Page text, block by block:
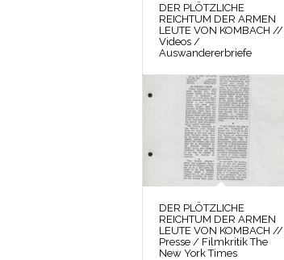
DER PLÖTZLICHE
REICHTUM DER ARMEN
LEUTE VON KOMBACH //
Videos /
Auswandererbriefe
DER PLÖTZLICHE
REICHTUM DER ARMEN
LEUTE VON KOMBACH //
Presse / Filmkritik The
New York Times